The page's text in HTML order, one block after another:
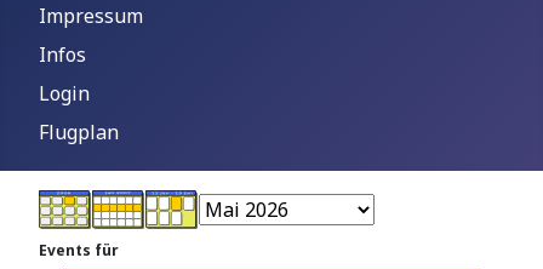
Impressum
Infos
Login
Flugplan
Events für